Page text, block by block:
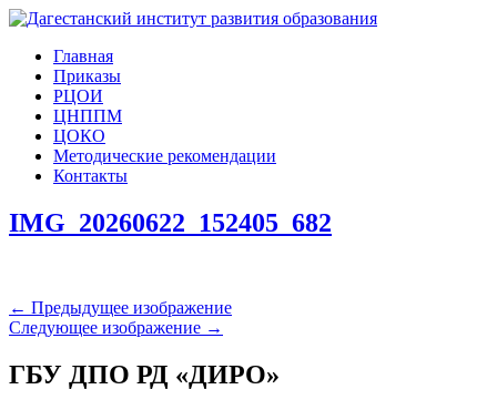
Главная
Приказы
РЦОИ
ЦНППМ
ЦОКО
Методические рекомендации
Контакты
IMG_20260622_152405_682
← Предыдущее изображение
Следующее изображение →
ГБУ ДПО РД «ДИРО»